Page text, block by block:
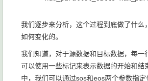
我们逐步来分析，这个过程到底做了什么
如何变化的。
我们知道，对于源数据和目标数据，每一
可以使用一些标记来表示数据的开始和结
中，我们可以通过sos和eos两个参数指定